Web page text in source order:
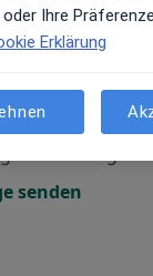
Mo,
senden
Ihre
Erklärung